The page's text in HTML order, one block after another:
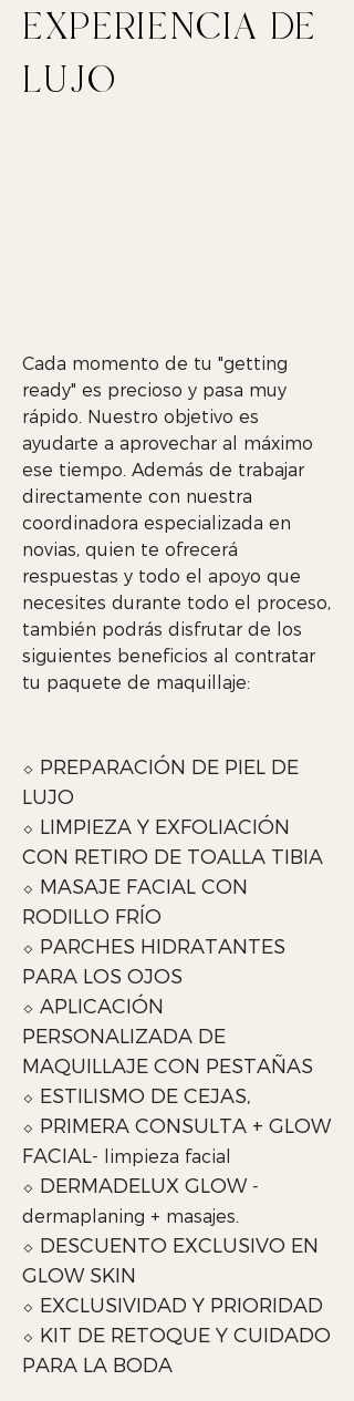
EXPERIENCIA DE
LUJO
Cada momento de tu "getting
ready" es precioso y pasa muy
rápido. Nuestro objetivo es
ayudarte a aprovechar al máximo
ese tiempo. Además de trabajar
directamente con nuestra
coordinadora especializada en
novias, quien te ofrecerá
respuestas y todo el apoyo que
necesites durante todo el proceso,
también podrás disfrutar de los
siguientes beneficios al contratar
tu paquete de maquillaje:
⬦ PREPARACIÓN DE PIEL DE
LUJO
⬦ LIMPIEZA Y EXFOLIACIÓN
CON RETIRO DE TOALLA TIBIA
⬦ MASAJE FACIAL CON
RODILLO FRÍO
⬦ PARCHES HIDRATANTES
PARA LOS OJOS
⬦ APLICACIÓN
PERSONALIZADA DE
MAQUILLAJE CON PESTAÑAS
⬦ ESTILISMO DE CEJAS,
⬦ PRIMERA CONSULTA + GLOW
FACIAL- limpieza facial
⬦ DERMADELUX GLOW-
dermaplaning + masajes.
⬦ DESCUENTO EXCLUSIVO EN
GLOW SKIN
⬦ EXCLUSIVIDAD Y PRIORIDAD
⬦ KIT DE RETOQUE Y CUIDADO
PARA LA BODA